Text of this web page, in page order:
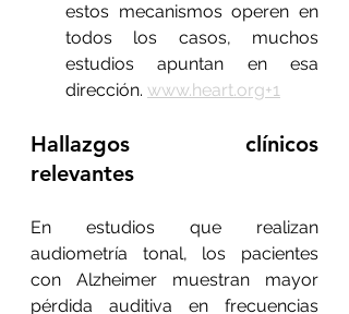
estos mecanismos operen en
todos los casos, muchos
estudios apuntan en esa
dirección. www.heart.org+1
Hallazgos clínicos
relevantes
En estudios que realizan
audiometría tonal, los pacientes
con Alzheimer muestran mayor
pérdida auditiva en frecuencias